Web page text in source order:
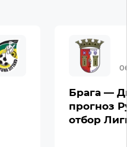
Брага —
прогноз
отбор